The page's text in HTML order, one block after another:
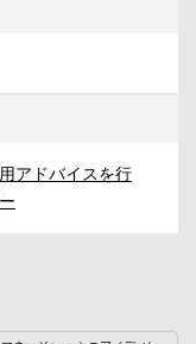
アドバイスを行